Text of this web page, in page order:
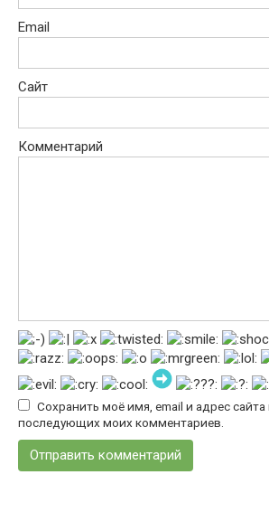
Email
Сайт
Комментарий
Сохранить моё имя, email и адрес сайта
последующих моих комментариев.